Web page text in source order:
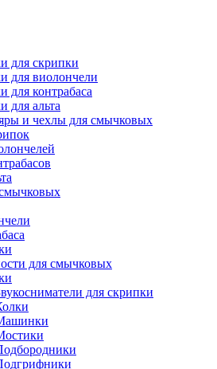
для скрипки
для виолончели
для контрабаса
для альта
и чехлы для смычковых
для смычковых
для скрипки